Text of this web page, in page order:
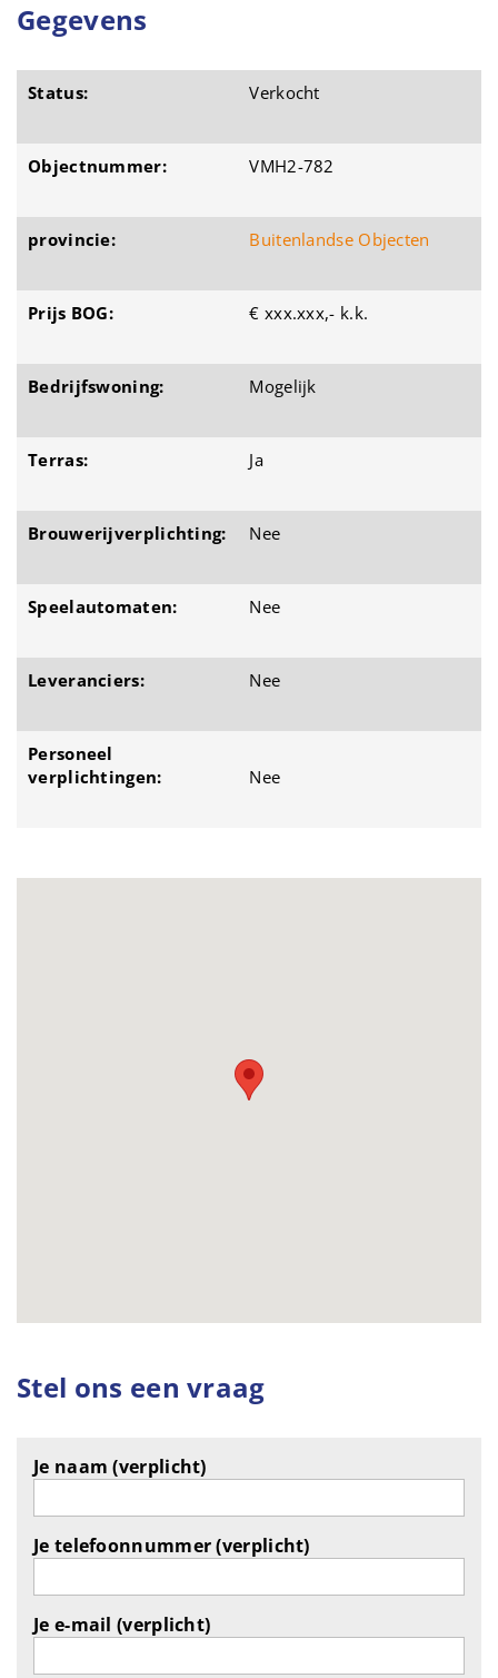
Gegevens
Status: Verkocht
Objectnummer: VMH2-782
provincie: Buitenlandse Objecten
Prijs BOG: € xxx.xxx,- k.k.
Bedrijfswoning: Mogelijk
Terras: Ja
Brouwerijverplichting: Nee
Speelautomaten: Nee
Leveranciers: Nee
Personeel
verplichtingen:
Nee
Stel ons een vraag
Je naam (verplicht)
Je telefoonnummer (verplicht)
Je e-mail (verplicht)